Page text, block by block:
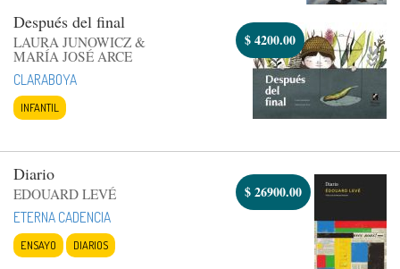
Después del final
LAURA JUNOWICZ &
MARÍA JOSÉ ARCE
CLARABOYA
INFANTIL
$4200.00
Diario
EDOUARD LEVÉ
ETERNA CADENCIA
ENSAYO DIARIOS
$26900.00